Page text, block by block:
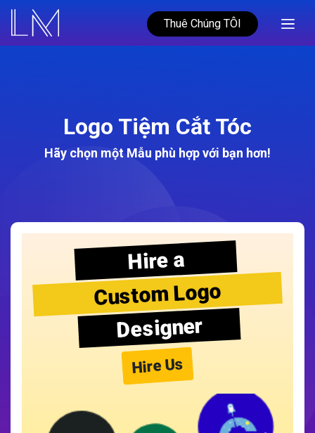
Thuê Chúng TÔI
Logo Tiệm Cắt Tóc
Hãy chọn một Mẫu phù hợp với bạn hơn!
Hire a
Custom Logo
Designer
Hire Us